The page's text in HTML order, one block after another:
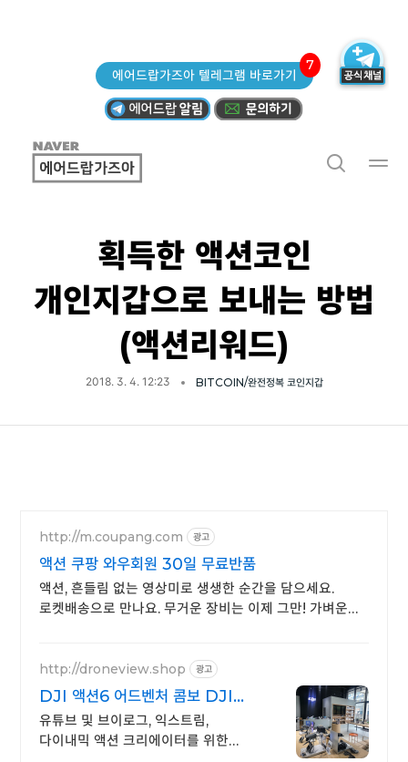
에어드랍가즈아 텔레그램 바로가기
7
획득한 액션코인
개인지갑으로 보내는 방법
(액션리워드)
2018. 3. 4. 12:23 BITCOIN/완전정복 코인지갑
http://m.coupang.com 광고
액션 쿠팡 와우회원 30일 무료반품
액션, 흔들림 없는 영상미로 생생한 순간을 담으세요.
로켓배송으로 만나요. 무거운 장비는 이제 그만! 가벼운
http://droneview.shop 광고
DJI 액션6 어드벤처 콤보 DJI
전시 체험 매장 운영
유튜브 및 브이로그, 익스트림,
다이내믹 액션 크리에이터를 위한